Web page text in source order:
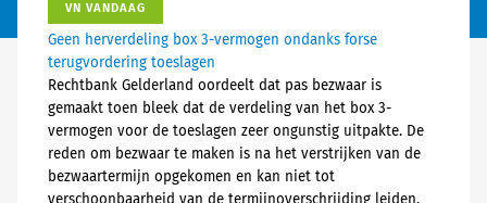
VN VANDAAG
Geen herverdeling box 3-vermogen ondanks forse
terugvordering toeslagen
Rechtbank Gelderland oordeelt dat pas bezwaar is
gemaakt toen bleek dat de verdeling van het box 3-
vermogen voor de toeslagen zeer ongunstig uitpakte. De
reden om bezwaar te maken is na het verstrijken van de
bezwaartermijn opgekomen en kan niet tot